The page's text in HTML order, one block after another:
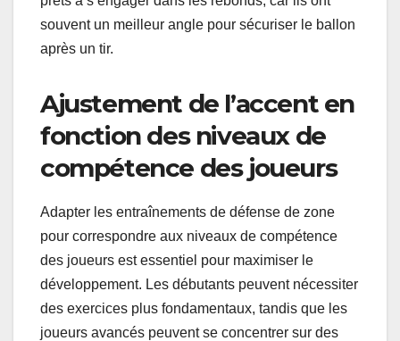
souvent un meilleur angle pour sécuriser le ballon
après un tir.
Ajustement de l’accent en
fonction des niveaux de
compétence des joueurs
Adapter les entraînements de défense de zone
pour correspondre aux niveaux de compétence
des joueurs est essentiel pour maximiser le
développement. Les débutants peuvent nécessiter
des exercices plus fondamentaux, tandis que les
joueurs avancés peuvent se concentrer sur des